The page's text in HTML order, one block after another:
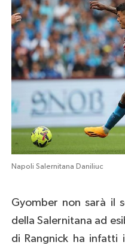
Napoli Salernitana Daniliuc
Gyomber non sarà il
della Salernitana ad
di Rangnick ha infatti